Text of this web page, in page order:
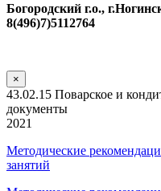
Богородский г.о.,
8(496)7)5112764
×
43.02.15 Поварское и
документы
2021
Методические
занятий